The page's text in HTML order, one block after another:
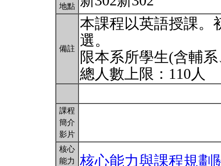
地點
備註
本課程以英語授課。
選。
限本系所學生(含輔
總人數上限：110人
課程
簡介
影片
核心
能力
核心能力與課程規劃